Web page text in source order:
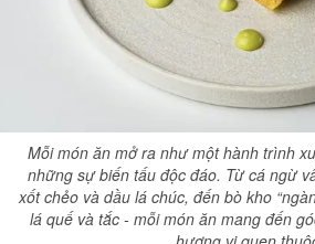
Mỗi món ăn mở ra như một hành trình
những sự biến tấu độc đáo. Từ cá ngừ
xốt chẻo và dầu lá chúc, đến bò kho
lá quế và tắc - mỗi món ăn mang đến